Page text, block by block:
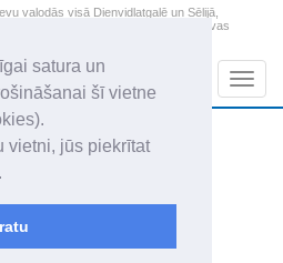
satura un
šī vietne
vietni, jūs piekrītat
valodās visā Dienvidlatgalē un Sēlijā,
Daugavpils valstspilsētu, Augšdaugavas
+13.4